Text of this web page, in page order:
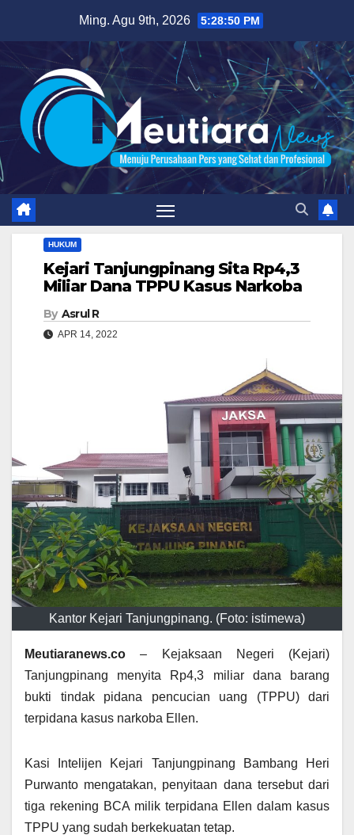
content
Ming. Agu 9th, 2026 5:28:51 PM
HUKUM
Kejari Tanjungpinang Sita Rp4,3
Miliar Dana TPPU Kasus Narkoba
By Asrul R
APR 14, 2022
Kantor Kejari Tanjungpinang. (Foto: istimewa)
Meutiaranews.co – Kejaksaan Negeri (Kejari)
Tanjungpinang menyita Rp4,3 miliar dana barang
bukti tindak pidana pencucian uang (TPPU) dari
terpidana kasus narkoba Ellen.
Kasi Intelijen Kejari Tanjungpinang Bambang Heri
Purwanto mengatakan, penyitaan dana tersebut dari
tiga rekening BCA milik terpidana Ellen dalam kasus
TPPU yang sudah berkekuatan tetap.